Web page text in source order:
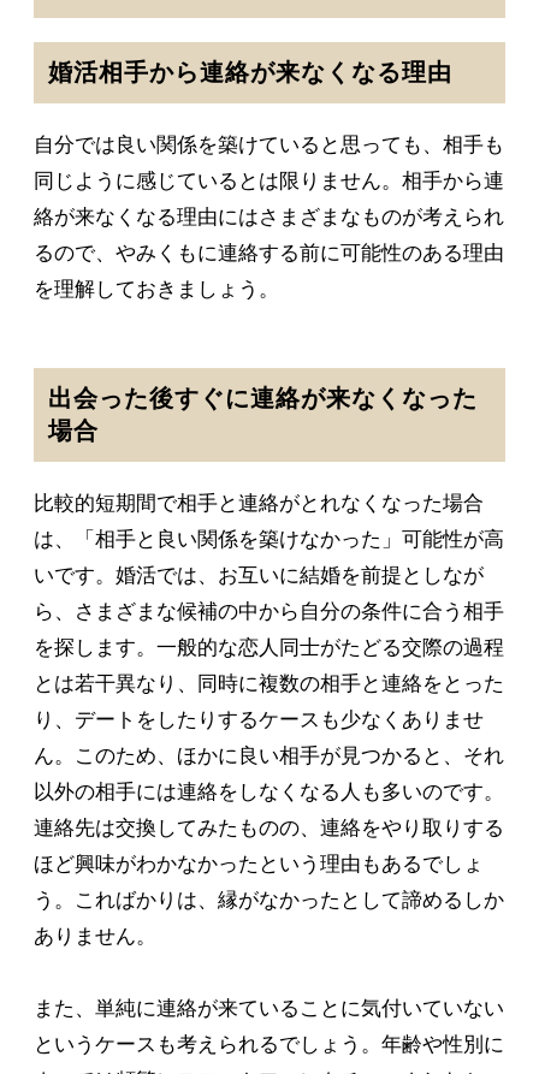
婚活相手から連絡が来なくなる理由
自分では良い関係を築けていると思っても、相手も
同じように感じているとは限りません。相手から連
絡が来なくなる理由にはさまざまなものが考えられ
るので、やみくもに連絡する前に可能性のある理由
を理解しておきましょう。
出会った後すぐに連絡が来なくなった
場合
比較的短期間で相手と連絡がとれなくなった場合
は、「相手と良い関係を築けなかった」可能性が高
いです。婚活では、お互いに結婚を前提としなが
ら、さまざまな候補の中から自分の条件に合う相手
を探します。一般的な恋人同士がたどる交際の過程
とは若干異なり、同時に複数の相手と連絡をとった
り、デートをしたりするケースも少なくありませ
ん。このため、ほかに良い相手が見つかると、それ
以外の相手には連絡をしなくなる人も多いのです。
連絡先は交換してみたものの、連絡をやり取りする
ほど興味がわかなかったという理由もあるでしょ
う。こればかりは、縁がなかったとして諦めるしか
ありません。
また、単純に連絡が来ていることに気付いていない
というケースも考えられるでしょう。年齢や性別に